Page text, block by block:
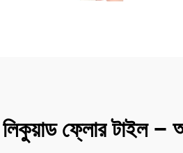
ফ্লোর টাইল –